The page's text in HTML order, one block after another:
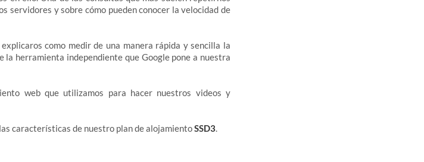
servidores y sobre cómo pueden conocer la velocidad de
como medir de una manera rápida y sencilla la
herramienta independiente que Google pone a nuestra
web que utilizamos para hacer nuestros videos y
características de nuestro plan de alojamientoSSD3.